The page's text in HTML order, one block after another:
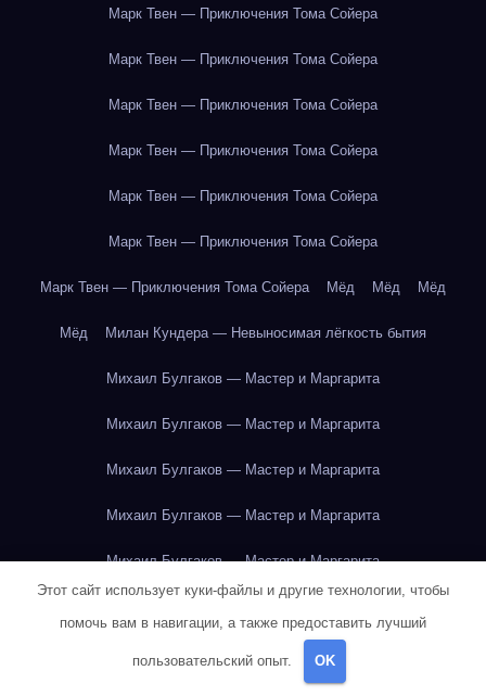
Марк Твен — Приключения Тома Сойера
Марк Твен — Приключения Тома Сойера
Марк Твен — Приключения Тома Сойера
Марк Твен — Приключения Тома Сойера
Марк Твен — Приключения Тома Сойера
Марк Твен — Приключения Тома Сойера
Марк Твен — Приключения Тома Сойера Мёд Мёд Мёд
Мёд Милан Кундера — Невыносимая лёгкость бытия
Михаил Булгаков — Мастер и Маргарита
Михаил Булгаков — Мастер и Маргарита
Михаил Булгаков — Мастер и Маргарита
Михаил Булгаков — Мастер и Маргарита
Михаил Булгаков — Мастер и Маргарита
Михаил Булгаков — Мастер и Маргарита
Этот сайт использует куки-файлы и другие технологии, чтобы
помочь вам в навигации, а также предоставить лучший
пользовательский опыт. OK